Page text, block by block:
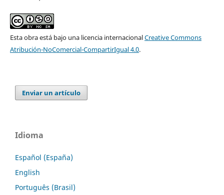
Esta obra está bajo una licencia internacionalCreative Commons
Atribución-NoComercial-CompartirIgual 4.0.
Enviar un artículo
Idioma
Español (España)
English
Português (Brasil)